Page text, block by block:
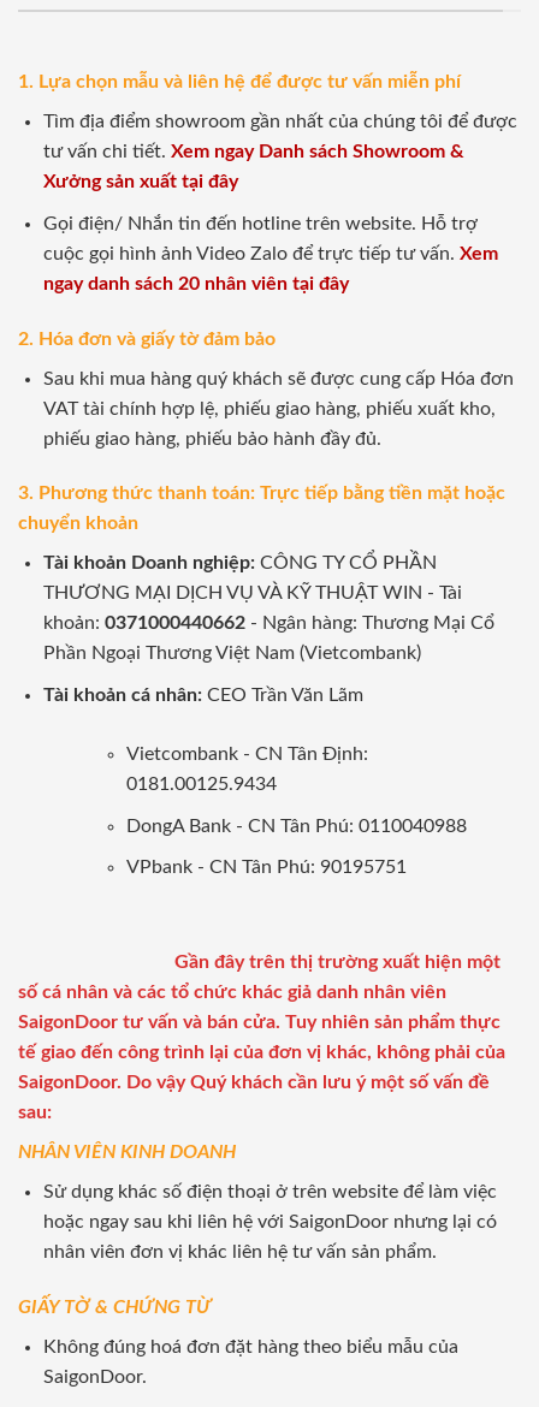
1. Lựa chọn mẫu và liên hệ để được tư vấn miễn phí
Tìm địa điểm showroom gần nhất của chúng tôi để được
tư vấn chi tiết. Xem ngay Danh sách Showroom &
Xưởng sản xuất tại đây
Gọi điện/ Nhắn tin đến hotline trên website. Hỗ trợ
cuộc gọi hình ảnh Video Zalo để trực tiếp tư vấn. Xem
ngay danh sách 20 nhân viên tại đây
2. Hóa đơn và giấy tờ đảm bảo
Sau khi mua hàng quý khách sẽ được cung cấp Hóa đơn
VAT tài chính hợp lệ, phiếu giao hàng, phiếu xuất kho,
phiếu giao hàng, phiếu bảo hành đầy đủ.
3. Phương thức thanh toán: Trực tiếp bằng tiền mặt hoặc
chuyển khoản
Tài khoản Doanh nghiệp:CÔNG TY CỔ PHẦN
THƯƠNG MẠI DỊCH VỤ VÀ KỸ THUẬT WIN - Tài
khoản: 0371000440662- Ngân hàng: Thương Mại Cổ
Phần Ngoại Thương Việt Nam (Vietcombank)
Tài khoản cá nhân: CEO Trần Văn Lãm
Vietcombank - CN Tân Định:
0181.00125.9434
DongA Bank - CN Tân Phú: 0110040988
VPbank - CN Tân Phú: 90195751
Gần đây trên thị trường xuất hiện một
số cá nhân và các tổ chức khác giả danh nhân viên
SaigonDoor tư vấn và bán cửa. Tuy nhiên sản phẩm thực
tế giao đến công trình lại của đơn vị khác, không phải của
SaigonDoor. Do vậy Quý khách cần lưu ý một số vấn đề
sau:
NHÂN VIÊN KINH DOANH
Sử dụng khác số điện thoại ở trên website để làm việc
hoặc ngay sau khi liên hệ với SaigonDoor nhưng lại có
nhân viên đơn vị khác liên hệ tư vấn sản phẩm.
GIẤY TỜ & CHỨNG TỪ
Không đúng hoá đơn đặt hàng theo biểu mẫu của
SaigonDoor.